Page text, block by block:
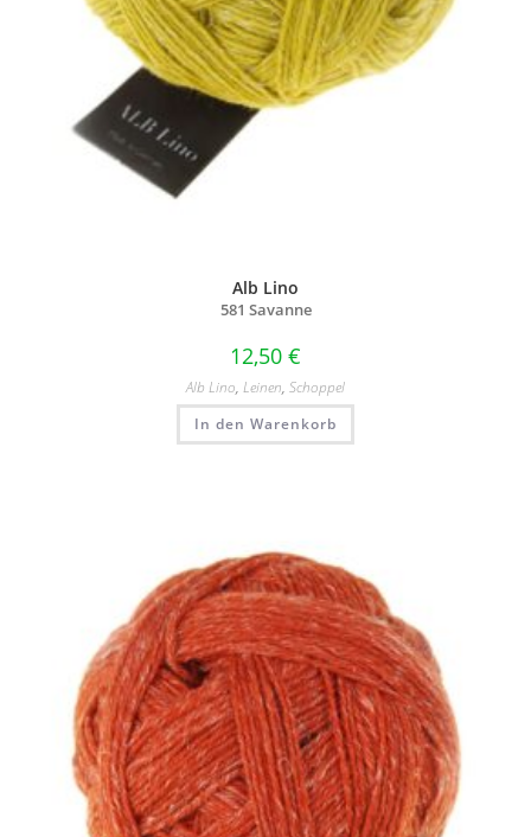
Alb Lino
581 Savanne
12,50 €
Alb Lino, Leinen, Schoppel
In den Warenkorb